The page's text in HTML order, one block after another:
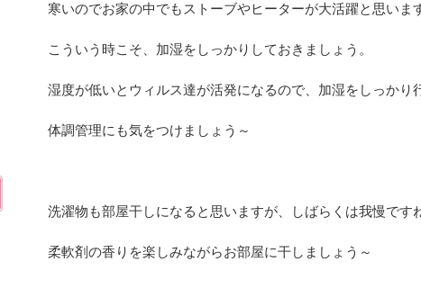
寒いのでお家の中でもストーブやヒーターが大活躍と思いま
こういう時こそ、加湿をしっかりしておきましょう。
湿度が低いとウィルス達が活発になるので、加湿をしっかり
体調管理にも気をつけましょう～
洗濯物も部屋干しになると思いますが、しばらくは我慢です
柔軟剤の香りを楽しみながらお部屋に干しましょう～